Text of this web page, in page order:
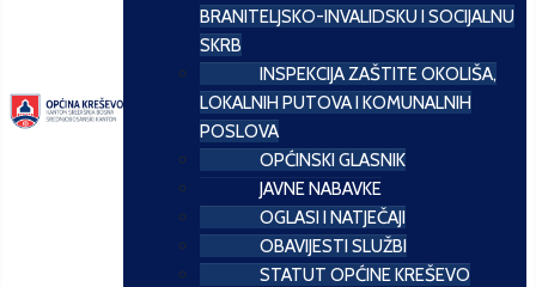
BRANITELJSKO-INVALIDSKU I SOCIJALNU
SKRB
INSPEKCIJA ZAŠTITE OKOLIŠA,
LOKALNIH PUTOVA I KOMUNALNIH
POSLOVA
OPĆINSKI GLASNIK
JAVNE NABAVKE
OGLASI I NATJEČAJI
OBAVIJESTI SLUŽBI
STATUT OPĆINE KREŠEVO